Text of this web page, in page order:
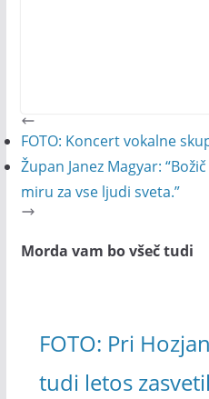
FOTO: Koncert vokalne
Župan Janez Magyar:
miru za vse ljudi sveta.”
Morda vam bo všeč tudi
FOTO: Pri
tudi letos